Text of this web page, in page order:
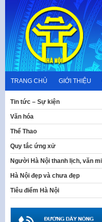
content
TRANG CHỦ GIỚI THIỆU
Tin tức – Sự kiện
Văn hóa
Thể Thao
Quy tắc ứng xử
Người Hà Nội thanh lịch, văn
Hà Nội đẹp và chưa đẹp
Tiêu điểm Hà Nội